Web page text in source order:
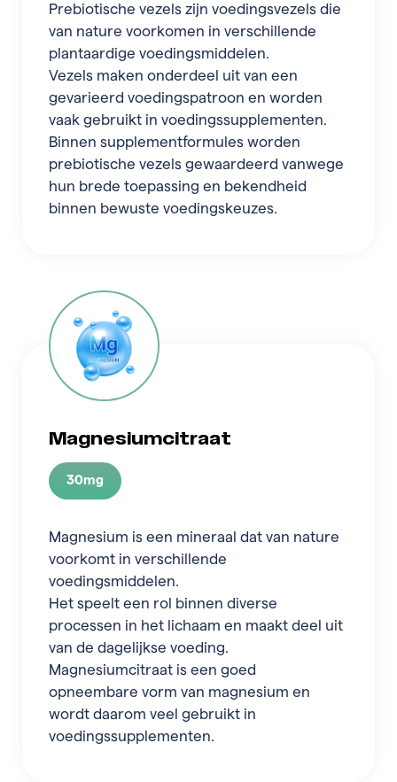
Prebiotische vezels zijn voedingsvezels die
van nature voorkomen in verschillende
plantaardige voedingsmiddelen.
Vezels maken onderdeel uit van een
gevarieerd voedingspatroon en worden
vaak gebruikt in voedingssupplementen.
Binnen supplementformules worden
prebiotische vezels gewaardeerd vanwege
hun brede toepassing en bekendheid
binnen bewuste voedingskeuzes.
Magnesiumcitraat
30mg
Magnesium is een mineraal dat van nature
voorkomt in verschillende
voedingsmiddelen.
Het speelt een rol binnen diverse
processen in het lichaam en maakt deel uit
van de dagelijkse voeding.
Magnesiumcitraat is een goed
opneembare vorm van magnesium en
wordt daarom veel gebruikt in
voedingssupplementen.